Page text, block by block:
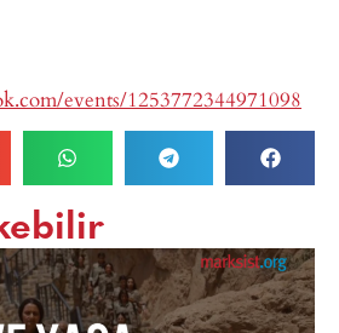
events/1253772344971098